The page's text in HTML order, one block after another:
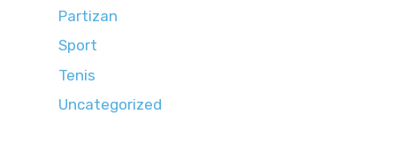
Partizan
Sport
Tenis
Uncategorized